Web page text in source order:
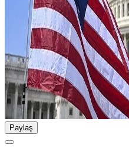
Paylaş